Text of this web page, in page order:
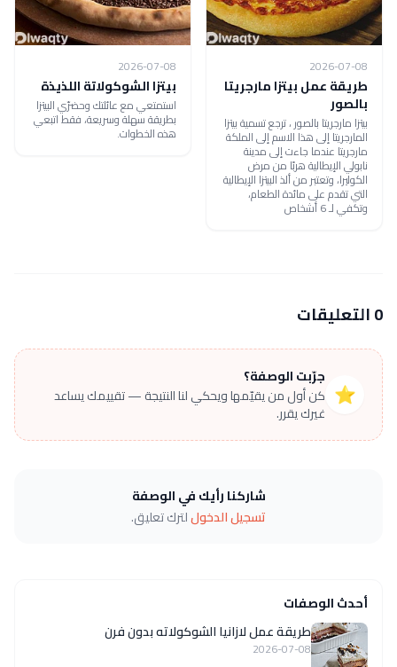
2026-07-08
طريقة عمل بيتزا مارجريتا
بالصور
بيتزا مارجريتا بالصور ، ترجع تسمية بيتزا
المارجريتا إلى هذا الاسم إلى الملكة
مارجريتا عندما جاءت إلى مدينة
نابولي الإيطالية هربًا من مرض
الكوليرا، وتعتبر من ألذ البيتزا الإيطالية
التي تقدم على مائدة الطعام،
وتكفي لـ 6 أشخاص
2026-07-08
بيتزا الشوكولاتة اللذيذة
استمتعي مع عائلتك وحضرّي البيتزا
بطريقة سهلة وسريعة، فقط اتبعي
هذه الخطوات.
0 التعليقات
⭐
جرّبت الوصفة؟
كن أول من يقيّمها ويحكي لنا النتيجة — تقييمك يساعد
غيرك يقرر.
شاركنا رأيك في الوصفة
تسجيل الدخوللترك تعليق.
أحدث الوصفات
طريقة عمل لازانيا الشوكولاته بدون فرن
2026-07-08